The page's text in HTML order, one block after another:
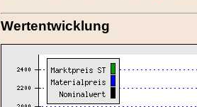
Wertentwicklung